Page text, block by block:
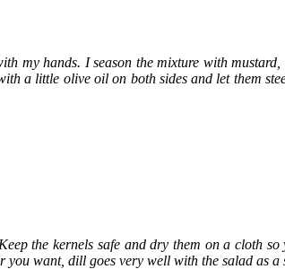
my hands. I season the mixture with
a little olive oil on both sides and let them
the kernels safe and dry them on a cloth
want, dill goes very well with the salad as a